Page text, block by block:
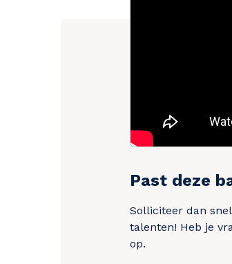
Past deze
Solliciteer dan
talenten! Heb je
op.